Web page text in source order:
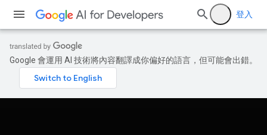
登入
Google 會運用 AI 技術將內容翻譯成你偏好的語言，但可能會出錯。